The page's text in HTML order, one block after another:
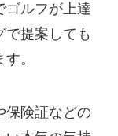
ゴルフが上達
で提案しても
。
保険証などの